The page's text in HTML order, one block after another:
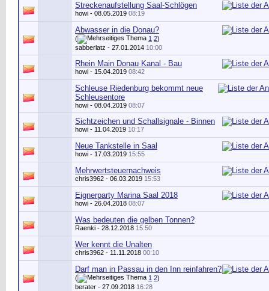
Streckenaufstellung Saal-Schlögen
howi - 08.05.2019 08:19
Abwasser in die Donau?
( 1 2)
sabberlatz - 27.01.2014 10:00
Rhein Main Donau Kanal - Bau
howi - 15.04.2019 08:42
Schleuse Riedenburg bekommt neue
Schleusentore
howi - 08.04.2019 08:07
Sichtzeichen und Schallsignale - Binnen
howi - 11.04.2019 10:17
Neue Tankstelle in Saal
howi - 17.03.2019 15:55
Mehrwertsteuernachweis
chris3962 - 06.03.2019 15:53
Eignerparty Marina Saal 2018
howi - 26.04.2018 08:07
Was bedeuten die gelben Tonnen?
Raenki - 28.12.2018 15:50
Wer kennt die Unalten
chris3962 - 11.11.2018 00:10
Darf man in Passau in den Inn reinfahren?
( 1 2)
berater - 27.09.2018 16:28